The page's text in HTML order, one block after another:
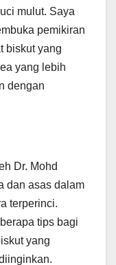
mulut. Saya
pemikiran
biskut yang
yang lebih
dengan
Dr. Mohd
dan asas dalam
terperinci.
tips bagi
yang